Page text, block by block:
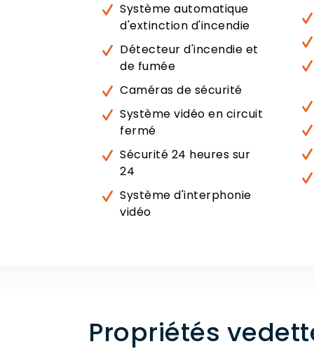
Système automatique
d'extinction d'incendie
Détecteur d'incendie et
de fumée
Caméras de sécurité
Système vidéo en circuit
fermé
Sécurité 24 heures sur
24
Système d'interphonie
vidéo
Propriétés